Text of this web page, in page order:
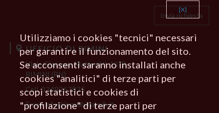
UFFICIO DI RIMINI
Viale Giacomo Matteotti, 13/B
RIMINI (RN)
Cell.3348267835
Emailinfo@immobiliarelh.it
[X]
Utilizziamo i cookies "tecnici" necessari
per garantire il funzionamento del sito.
Se acconsenti saranno installati anche
cookies "analitici" di terze parti per
scopi statistici e cookies di
"profilazione" di terze parti per